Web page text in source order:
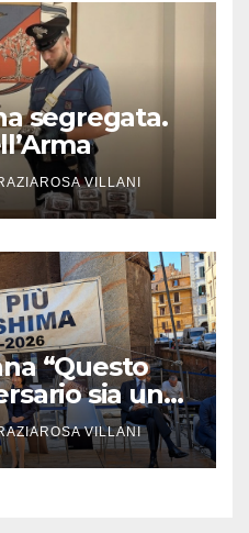
segregata.
VILLANI
“Questo
sia un
VILLANI